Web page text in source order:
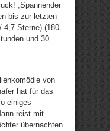
„Spannender
bis zur letzten
4,7 Sterne) (180
und 30
von
hat für das
einiges
reist mit
übernachten